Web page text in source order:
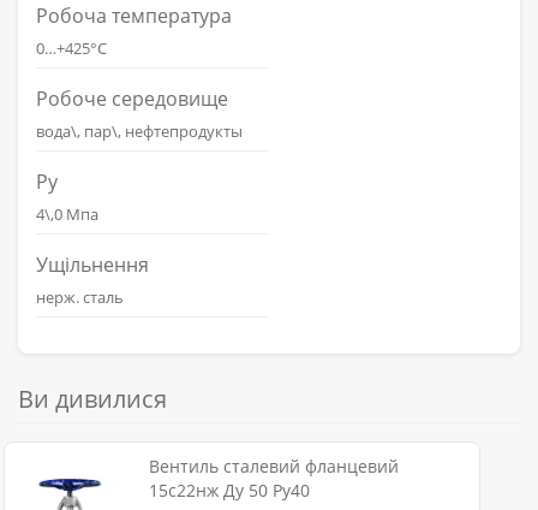
Робоча температура
0…+425°С
Робоче середовище
вода\, пар\, нефтепродукты
Ру
4\,0 Мпа
Ущільнення
нерж. сталь
Ви дивилися
Вентиль сталевий фланцевий
15с22нж Ду 50 Ру40